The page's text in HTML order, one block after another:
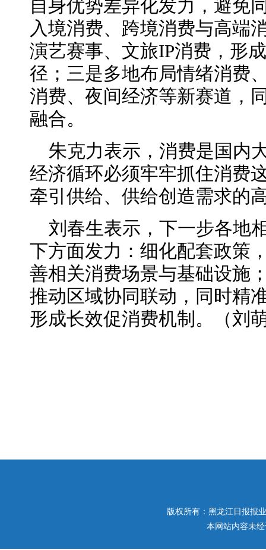
自身优势差异化发力，避免
入境消费、跨境消费与高端
演艺赛事、文旅IP消费，形
径；三是多地布局情绪消费
消费、夜间经济等新赛道，
融合。
朱克力表示，消费是国内
经济循环必须牢牢抓住消费
牵引供给、供给创造需求的
刘春生表示，下一步各地
下方面发力：细化配套政策
善相关消费场景与基础设施
推动区域协同联动，同时精
形成长效促消费机制。（刘
版权所有：黑龙江日报报
本网站内容未